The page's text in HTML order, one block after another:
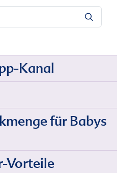
Kanal
für Babys
Vorteile